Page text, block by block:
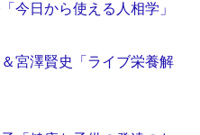
今日から使える人相学」
宮澤賢史「ライブ栄養解